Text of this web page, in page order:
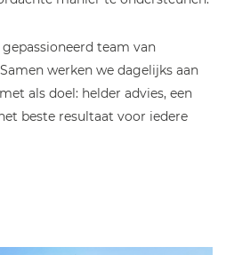
team van
werken we dagelijks aan
als doel: helder advies, een
beste resultaat voor iedere